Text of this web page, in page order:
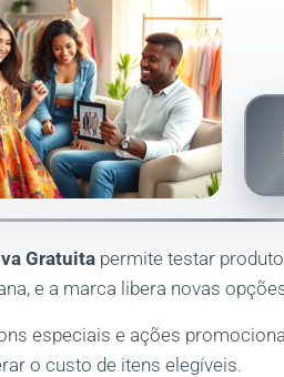
Gratuita permite testar
e a marca libera novas
especiais e ações
o custo de itens elegíveis.